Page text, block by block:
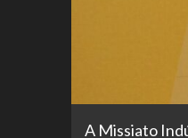
A Missiato